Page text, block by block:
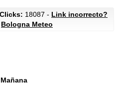
Clicks: 18087 - Link incorrecto?
Bologna Meteo